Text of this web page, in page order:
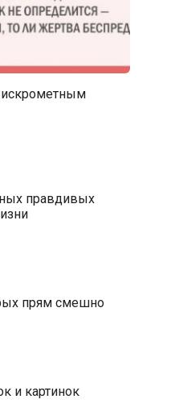
искрометным
правдивых
прям смешно
и картинок